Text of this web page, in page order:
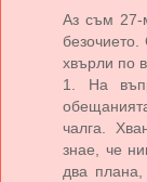
Аз съм 27-
хвърли по
1. На
чалга.
знае, че
два